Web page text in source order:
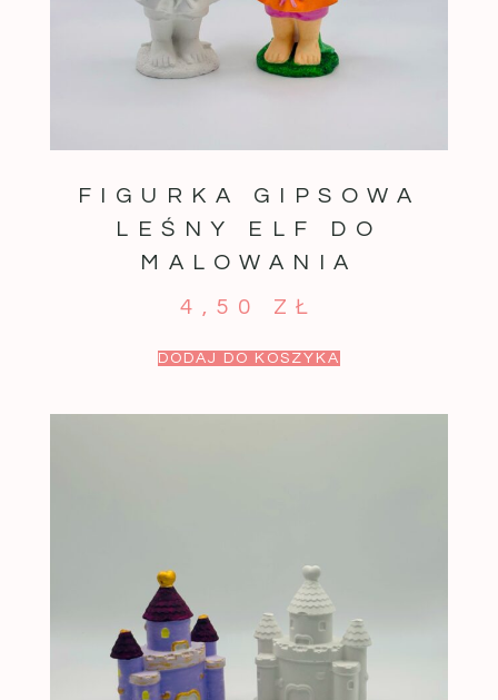
FIGURKA GIPSOWA
LEŚNY ELF DO
MALOWANIA
4,50 ZŁ
DODAJ DO KOSZYKA